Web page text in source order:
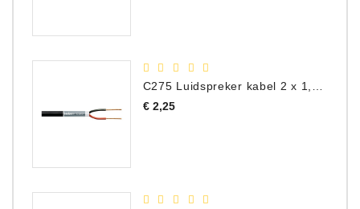
€ 2,25Prijs